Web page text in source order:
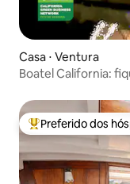
Casa ⋅ Ventura
Boatel California:
Entre os melhores
Preferido dos